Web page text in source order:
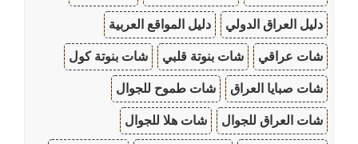
دليل العراق الدولي دليل المواقع العربية
شات عراقي شات بنوتة قلبي شات بنوتة كول
شات صبايا العراق شات طموح للجوال
شات العراق للجوال شات هلا للجوال